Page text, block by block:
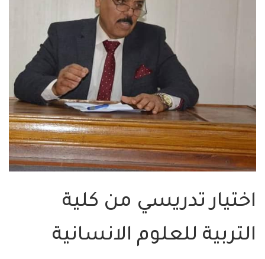
اختيار تدريسي من كلية
التربية للعلوم الانسانية